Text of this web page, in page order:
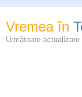
Vremea în
Următoare actualizare